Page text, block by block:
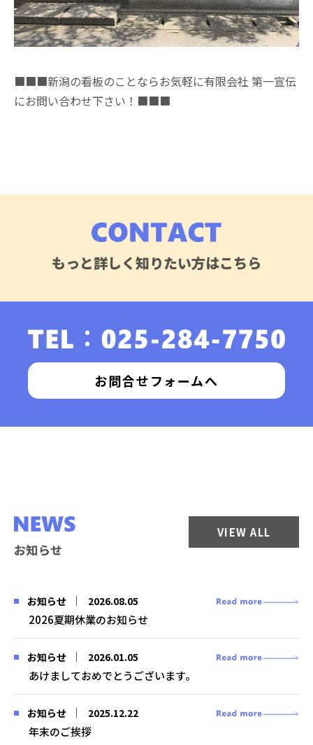
■■■新潟の看板のことならお気軽に有限会社 第一宣伝
にお問い合わせ下さい！■■■
もっと詳しく知りたい方はこちら
お問合せフォームへ
お知らせ
VIEW ALL
お知らせ 2026.08.05
2026夏期休業のお知らせ
お知らせ 2026.01.05
あけましておめでとうございます。
お知らせ 2025.12.22
年末のご挨拶